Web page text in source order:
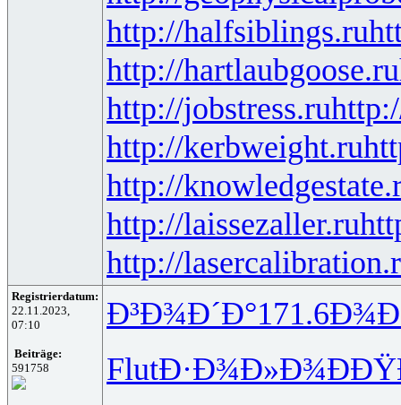
http://halfsiblings.ru
http://hartlaubgoose.ru
http://jobstress.ru
http://kerbweight.ru
http://
http://laissezaller.ru
http://
Registrierdatum:
22.11.2023,
07:10
Beiträge:
591758
Ð³Ð¾Ð´Ð°171.6
FlutÐ·Ð¾Ð»Ð¾